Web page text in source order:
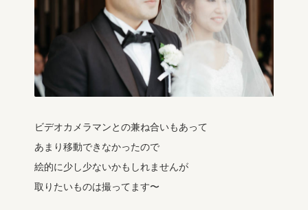
ビデオカメラマンとの兼ね合いもあって
あまり移動できなかったので
絵的に少し少ないかもしれませんが
取りたいものは撮ってます〜